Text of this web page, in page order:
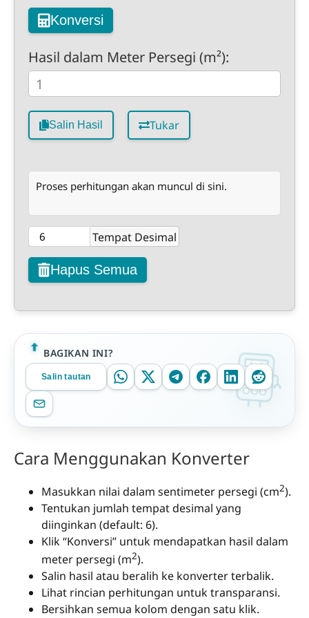
Konversi
Hasil dalam Meter Persegi (m²):
Salin Hasil Tukar
Proses perhitungan akan muncul di sini.
Tempat Desimal
Hapus Semua
BAGIKAN INI?
Salin tautan
Cara Menggunakan Konverter
Masukkan nilai dalam sentimeter persegi (cm2).
Tentukan jumlah tempat desimal yang
diinginkan (default: 6).
Klik “Konversi” untuk mendapatkan hasil dalam
meter persegi (m2).
Salin hasil atau beralih ke konverter terbalik.
Lihat rincian perhitungan untuk transparansi.
Bersihkan semua kolom dengan satu klik.